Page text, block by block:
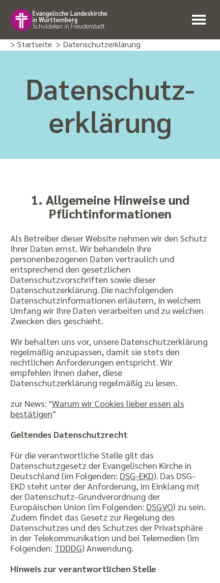
Evangelische Landeskirche
in Württemberg
Schuldekan in Freudenstadt
> Startseite > Datenschutzerklärung
Daten­schutz­
erklärung
1. Allgemeine Hinweise und
Pflichtinformationen
Als Betreiber dieser Website nehmen wir den Schutz
Ihrer Daten ernst. Wir behandeln Ihre
personenbezogenen Daten vertraulich und
entsprechend den gesetzlichen
Datenschutzvorschriften sowie dieser
Datenschutzerklärung. Die nachfolgenden
Datenschutzinformationen erläutern, in welchem
Umfang wir Ihre Daten verarbeiten und zu welchen
Zwecken dies geschieht.
Wir behalten uns vor, unsere Datenschutzerklärung
regelmäßig anzupassen, damit sie stets den
rechtlichen Anforderungen entspricht. Wir
empfehlen Ihnen daher, diese
Datenschutzerklärung regelmäßig zu lesen.
zur News: "Warum wir Cookies lieber essen als
bestätigen"
Geltendes Datenschutzrecht
Für die verantwortliche Stelle gilt das
Datenschutzgesetz der Evangelischen Kirche in
Deutschland (im Folgenden: DSG-EKD). Das DSG-
EKD steht unter der Anforderung, im Einklang mit
der Datenschutz-Grundverordnung der
Europäischen Union (im Folgenden: DSGVO) zu sein.
Zudem findet das Gesetz zur Regelung des
Datenschutzes und des Schutzes der Privatsphäre
in der Telekommunikation und bei Telemedien (im
Folgenden: TDDDG) Anwendung.
Hinweis zur verantwortlichen Stelle